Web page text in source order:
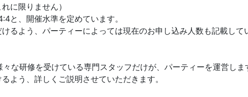
に限りません）
と、開催水準を定めています。
るよう、パーティーによっては現在のお申し込み人数も記載して
な研修を受けている専門スタッフだけが、パーティーを運営しま
よう、詳しくご説明させていただきます。